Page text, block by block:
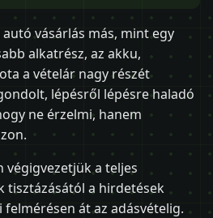
vásárlás más, mint egy
alkatrész, az akku,
a vételár nagy részét
lépésről lépésre haladó
ne érzelmi, hanem
végigvezetjük a teljes
tisztázásától a hirdetések
felmérésen át az adásvételig.